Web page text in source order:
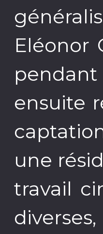
Eléonor
ensuite
une
travail